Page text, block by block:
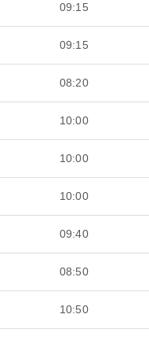
09:15
09:15
08:20
10:00
10:00
10:00
09:40
08:50
10:50